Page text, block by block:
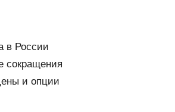
в России
сокращения
и опции